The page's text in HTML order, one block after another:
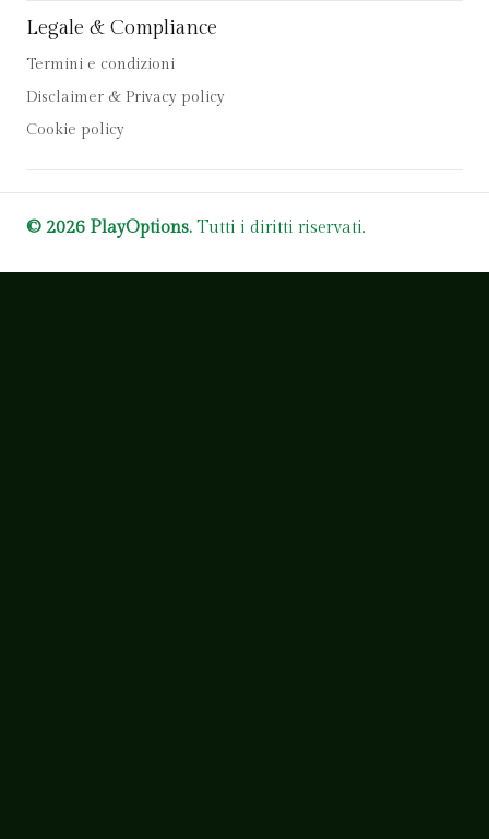
Legale & Compliance
Termini e condizioni
Disclaimer & Privacy policy
Cookie policy
© 2026 PlayOptions. Tutti i diritti riservati.